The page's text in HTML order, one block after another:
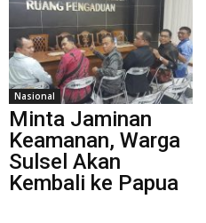
Nasional
Minta Jaminan
Keamanan, Warga
Sulsel Akan
Kembali ke Papua